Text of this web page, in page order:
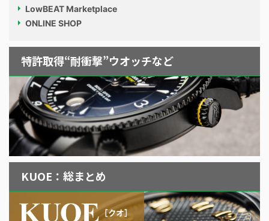
LowBEAT Marketplace
ONLINE SHOP
特許取得“耐衝撃”ウオッチなど
KUOE：総まとめ